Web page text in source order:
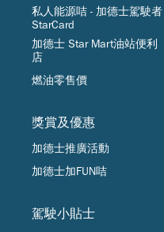
私人能源咭 - 加德士駕駛者
StarCard
加德士 Star Mart油站便利
店
燃油零售價
獎賞及優惠
加德士推廣活動
加德士加FUN咭
駕駛小貼士